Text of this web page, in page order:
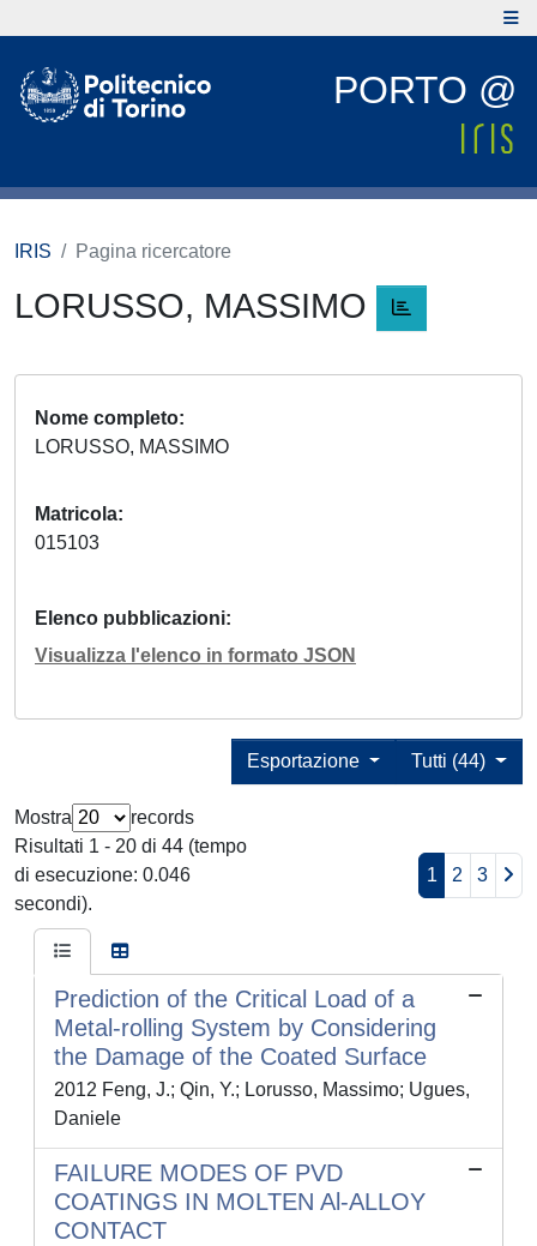
PORTO @
IRIS Pagina ricercatore
LORUSSO, MASSIMO
Nome completo
LORUSSO, MASSIMO
Matricola
015103
Elenco pubblicazioni
Visualizza l'elenco in formato JSON
Tutti (44)
Esportazione
Mostra
records
Risultati 1 - 20 di 44 (tempo
di esecuzione: 0.046
secondi).
1 2 3
Prediction of the Critical Load of a
Metal-rolling System by Considering
the Damage of the Coated Surface
2012 Feng, J.; Qin, Y.; Lorusso, Massimo; Ugues,
Daniele
FAILURE MODES OF PVD
COATINGS IN MOLTEN Al-ALLOY
CONTACT